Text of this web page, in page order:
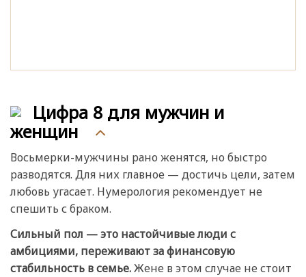
Цифра 8 для мужчин и
женщин
Восьмерки-мужчины рано женятся, но быстро
разводятся. Для них главное — достичь цели, затем
любовь угасает. Нумерология рекомендует не
спешить с браком.
Сильный пол — это настойчивые люди с
амбициями, переживают за финансовую
стабильность в семье.Жене в этом случае не стоит